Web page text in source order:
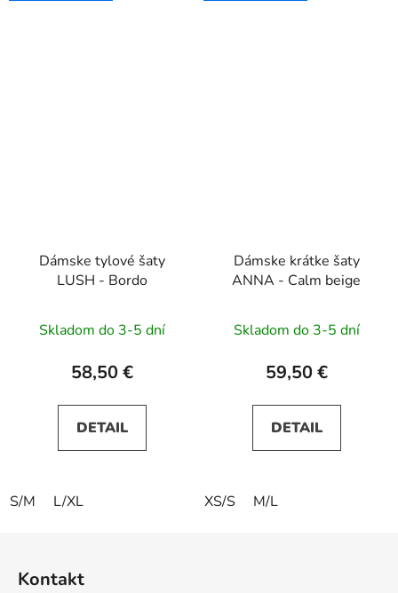
Dámske tylové šaty
LUSH - Bordo
Skladom do 3-5 dní
58,50 €
DETAIL
S/M L/XL
Dámske krátke šaty
ANNA - Calm beige
Skladom do 3-5 dní
59,50 €
DETAIL
XS/S M/L
Kontakt